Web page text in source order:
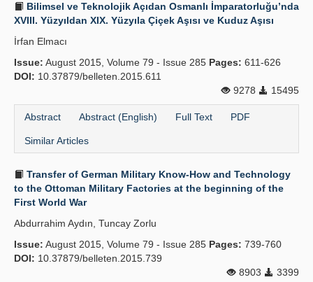
Bilimsel ve Teknolojik Açıdan Osmanlı İmparatorluğu’nda
XVIII. Yüzyıldan XIX. Yüzyıla Çiçek Aşısı ve Kuduz Aşısı
İrfan Elmacı
Issue: August 2015, Volume 79 - Issue 285 Pages: 611-626
DOI: 10.37879/belleten.2015.611
9278
15495
Abstract Abstract (English) Full Text PDF
Similar Articles
Transfer of German Military Know-How and Technology
to the Ottoman Military Factories at the beginning of the
First World War
Abdurrahim Aydın, Tuncay Zorlu
Issue: August 2015, Volume 79 - Issue 285 Pages: 739-760
DOI: 10.37879/belleten.2015.739
8903
3399